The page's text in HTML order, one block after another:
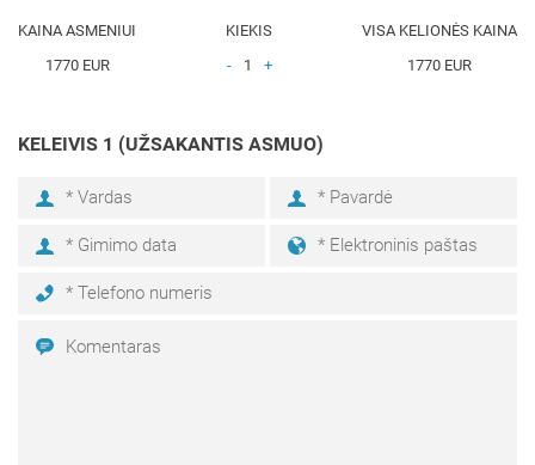
KAINA ASMENIUI
1770EUR
KIEKIS
-
1 +
VISA KELIONĖS KAINA
1770 EUR
KELEIVIS 1 (UŽSAKANTIS ASMUO)